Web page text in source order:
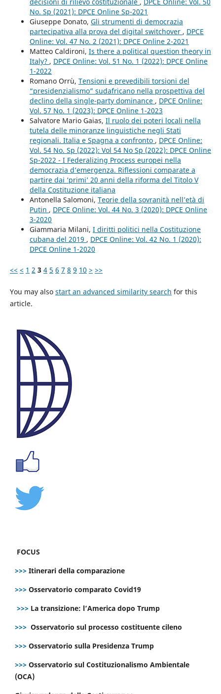
No. Sp (2021): DPCE Online Sp-2021
Giuseppe Donato, Gli strumenti di democrazia
partecipativa alla prova del digital switchover , DPCE
Online: Vol. 47 No. 2 (2021): DPCE Online 2-2021
Matteo Caldironi, Is there a political question theory in
Italy? , DPCE Online: Vol. 51 No. 1 (2022): DPCE Online
1-2022
Romano Orrù, Tensioni e prevedibili torsioni del
“presidenzialismo” sudafricano nella prospettiva del
declino della single-party dominance , DPCE Online:
Vol. 57 No. 1 (2023): DPCE Online 1-2023
Salvatore Mario Gaias, Il ruolo dei poteri locali nella
tutela delle minoranze linguistiche negli Stati
regionali. Italia e Spagna a confronto , DPCE Online:
Vol. 54 No. Sp (2022): Vol 54 No Sp (2022): DPCE Online
Sp-2022 - I Federalizing Process europei nella
democrazia d’emergenza. Riflessioni comparate a
partire dai ‘primi’ 20 anni della riforma del Titolo V
della Costituzione italiana
Antonella Salomoni, Teorie della sovranità nell’età di
Putin , DPCE Online: Vol. 44 No. 3 (2020): DPCE Online
3-2020
Giammaria Milani, I diritti politici nella Costituzione
cubana del 2019 , DPCE Online: Vol. 42 No. 1 (2020):
DPCE Online 1-2020
<< < 1 2 3 4 5 6 7 8 9 10 > >>
You may also start an advanced similarity search for this
article.
FOCUS
>>> Itinerari della comparazione
>>> Osservatorio comparato Covid19
>>> La transizione: l’America dopo Trump
>>> Osservatorio sul processo costituente cileno
>>> Osservatorio sulla Presidenza Trump
>>> Osservatorio sul Costituzionalismo Ambientale
(OCA)